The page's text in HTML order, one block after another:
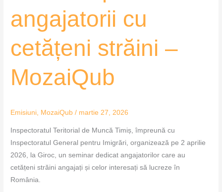
angajatorii cu
cetățeni străini –
MozaiQub
Emisiuni, MozaiQub / martie 27, 2026
Inspectoratul Teritorial de Muncă Timiș, împreună cu
Inspectoratul General pentru Imigrări, organizează pe 2 aprilie
2026, la Giroc, un seminar dedicat angajatorilor care au
cetățeni străini angajați și celor interesați să lucreze în
România.